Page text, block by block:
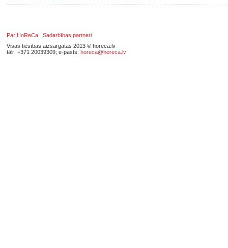
Par HoReCa
Sadarbības partneri
Visas tiesības aizsargātas 2013 © horeca.lv
tālr: +371 20039309; e-pasts: horeca@horeca.lv